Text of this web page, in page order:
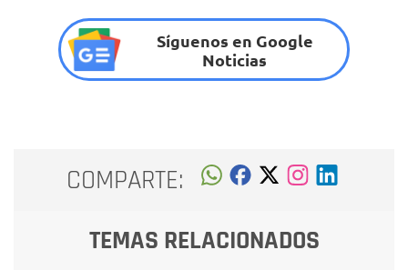
Síguenos en Google
Noticias
COMPARTE:
TEMAS RELACIONADOS